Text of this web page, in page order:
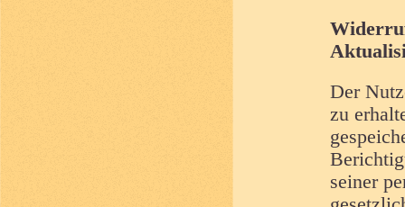
Der
zu
seiner